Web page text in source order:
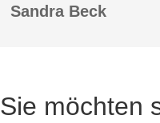
Sandra Beck
Sie möchten